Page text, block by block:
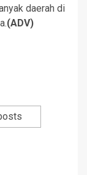
daerah di
(ADV)